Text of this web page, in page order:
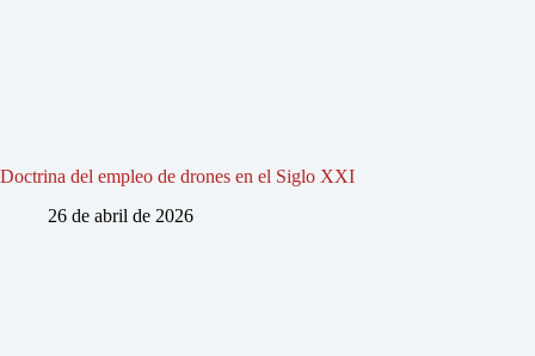
Doctrina del empleo de drones en el Siglo XXI
26 de abril de 2026